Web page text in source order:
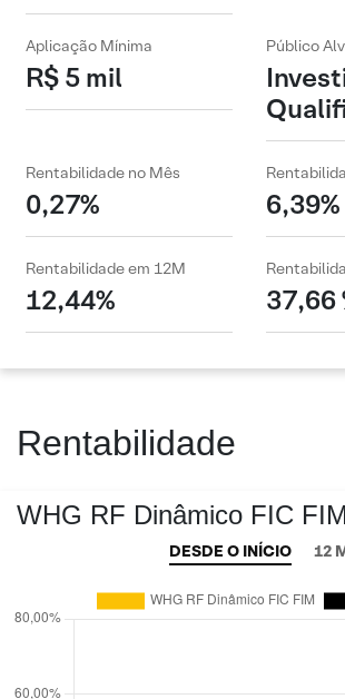
Aplicação Mínima
R$ 5 mil
Público
Rentabilidade no Mês
0,27% 6,39%
Rentabilidade em 12M
12,44% 37,66
Rentabilidade
WHG RF Dinâmico FIC FIM
DESDE O INÍCIO 12